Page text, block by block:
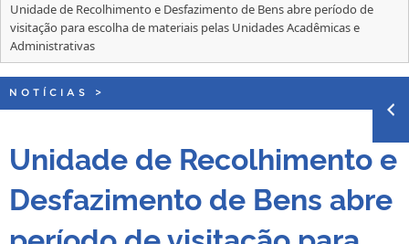
Unidade de Recolhimento e Desfazimento de Bens abre período de
visitação para escolha de materiais pelas Unidades Acadêmicas e
Administrativas
NOTÍCIAS >
Unidade de Recolhimento e
Desfazimento de Bens abre